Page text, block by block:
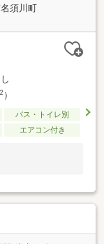
須川町
2）
バス・トイレ別
エアコン付き